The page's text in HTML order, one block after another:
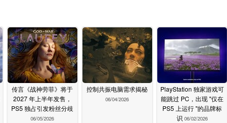
传言《战神劳菲》将于
2027 年上半年发售，
PS5 独占引发粉丝分歧
06/05/2026
控制共振电脑需求揭秘
06/04/2026
PlayStation 独家游戏可
能跳过 PC，出现 "仅在
PS5 上运行 "的品牌标
识 06/02/2026